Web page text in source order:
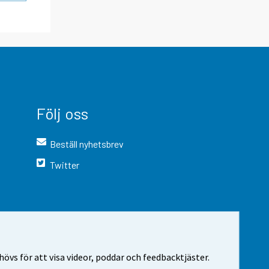
för att visa videor, poddar och feedbacktjäster.
Följ oss
Beställ nyhetsbrev
Twitter